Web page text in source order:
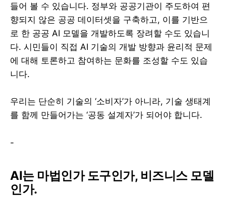
들어 볼 수 있습니다. 정부와 공공기관이 주도하여 편
향되지 않은 공공 데이터셋을 구축하고, 이를 기반으
로 한 공공 AI 모델을 개발하도록 장려할 수도 있습니
다. 시민들이 직접 AI 기술의 개발 방향과 윤리적 문제
에 대해 토론하고 참여하는 문화를 조성할 수도 있습
니다.
우리는 단순히 기술의 ‘소비자’가 아니라, 기술 생태계
를 함께 만들어가는 ‘공동 설계자’가 되어야 합니다.
-
AI는 마법인가 도구인가, 비즈니스 모델
인가.